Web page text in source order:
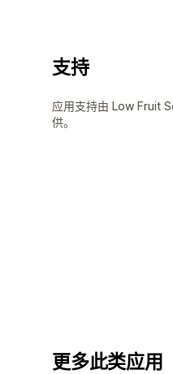
支持
应用支持由 Low Fruit
供。
更多此类应用